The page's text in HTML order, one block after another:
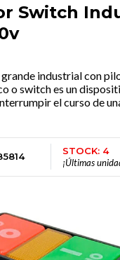
Switch
industrial con
o switch es un
el curso de
STOCK: 4
¡Últimas